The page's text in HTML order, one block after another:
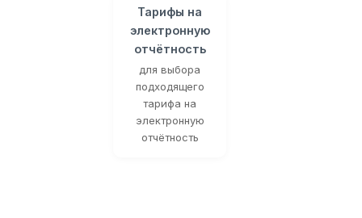
Тарифы на
электронную
отчётность
для выбора
подходящего
тарифа на
электронную
отчётность